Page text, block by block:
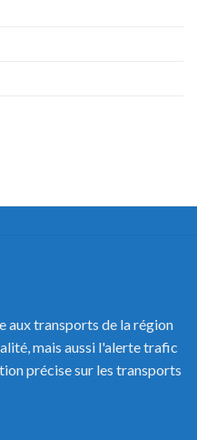
aux transports de la région
mais aussi l'alerte trafic
précise sur les transports